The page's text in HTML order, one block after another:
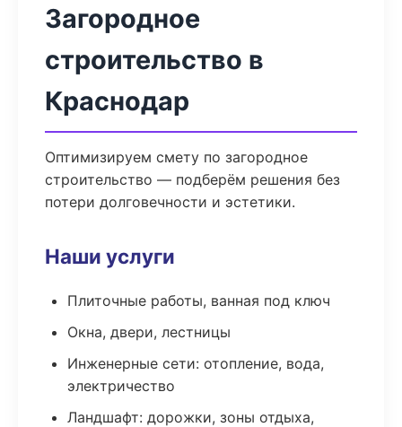
Загородное
строительство в
Краснодар
Оптимизируем смету по загородное
строительство — подберём решения без
потери долговечности и эстетики.
Наши услуги
Плиточные работы, ванная под ключ
Окна, двери, лестницы
Инженерные сети: отопление, вода,
электричество
Ландшафт: дорожки, зоны отдыха,